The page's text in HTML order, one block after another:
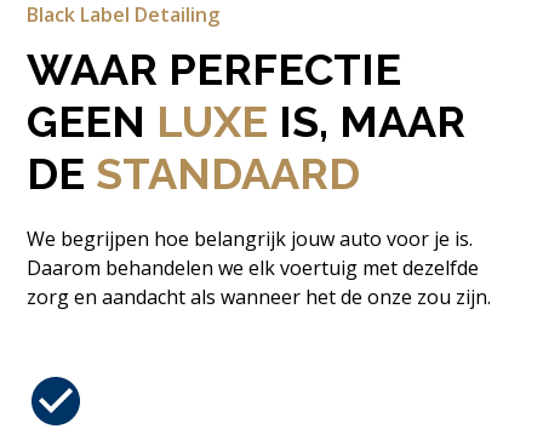
Black Label Detailing
WAAR PERFECTIE
GEEN LUXE IS, MAAR
DE STANDAARD
We begrijpen hoe belangrijk jouw auto voor je is.
Daarom behandelen we elk voertuig met dezelfde
zorg en aandacht als wanneer het de onze zou zijn.